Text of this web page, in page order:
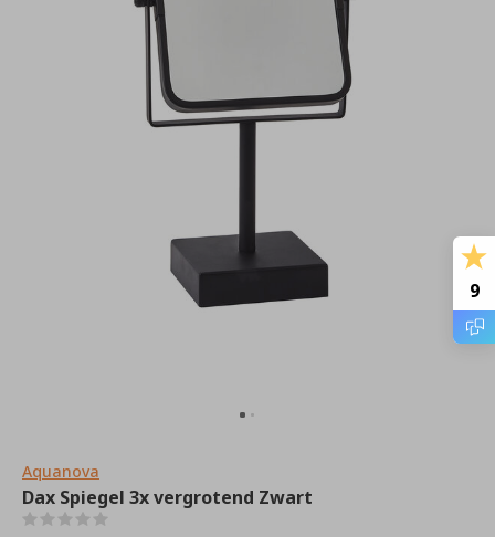
Aquanova
Dax Spiegel 3x vergrotend Zwart
9